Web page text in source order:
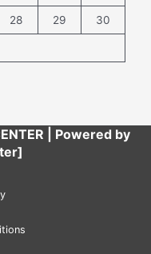
28 29 30
| Powered by